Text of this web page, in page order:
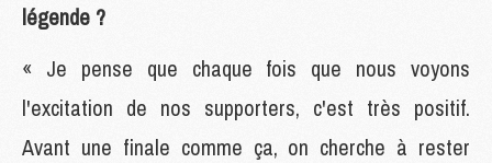
légende ?
« Je pense que chaque fois que nous voyons
l'excitation de nos supporters, c'est très positif.
Avant une finale comme ça, on cherche à rester